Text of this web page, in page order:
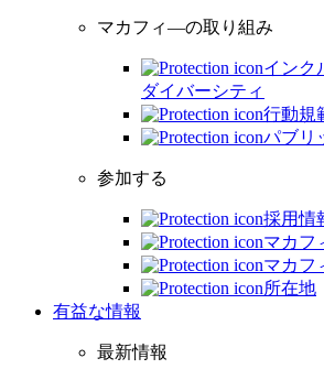
マカフィ―の取り組み
インク
ダイバーシティ
行動規
パブリ
参加する
採用情
マカフ
マカフ
所在地
有益な情報
最新情報